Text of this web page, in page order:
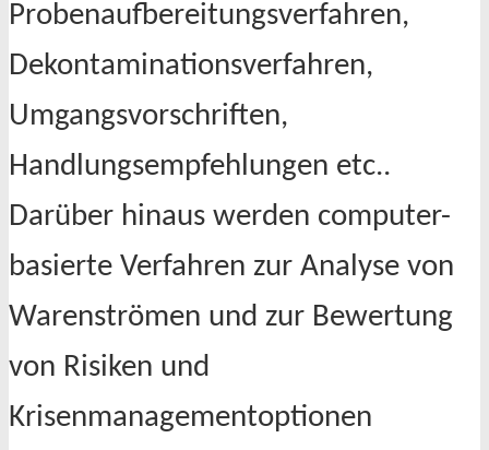
Probenaufbereitungsverfahren,
Dekontaminationsverfahren,
Umgangsvorschriften,
Handlungsempfehlungen etc..
Darüber hinaus werden computer-
basierte Verfahren zur Analyse von
Warenströmen und zur Bewertung
von Risiken und
Krisenmanagementoptionen